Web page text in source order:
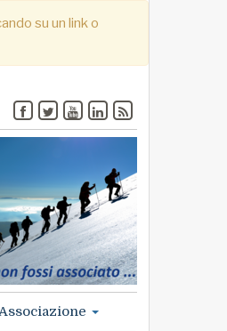
su un link o